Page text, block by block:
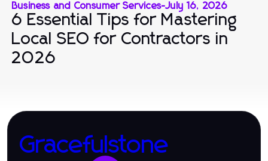
Business and Consumer Services-July 16, 2026
6 Essential Tips for Mastering
Local SEO for Contractors in
2026
Gracefulstone